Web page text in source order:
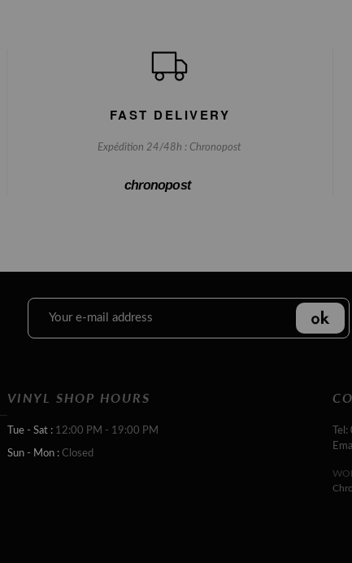
FAST DELIVERY
Expédition 24/48h : Chronopost
chronopost
VINYL SHOP HOURS
Tue - Sat : 12:00 PM - 19:00 PM
Sun - Mon : Closed